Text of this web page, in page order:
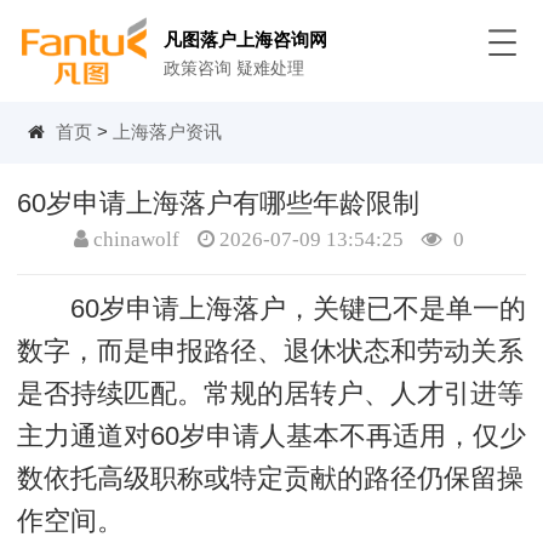
凡图落户上海咨询网
政策咨询 疑难处理
首页 > 上海落户资讯
60岁申请上海落户有哪些年龄限制
chinawolf 2026-07-09 13:54:25 0
60岁申请上海落户，关键已不是单一的
数字，而是申报路径、退休状态和劳动关系
是否持续匹配。常规的居转户、人才引进等
主力通道对60岁申请人基本不再适用，仅少
数依托高级职称或特定贡献的路径仍保留操
作空间。